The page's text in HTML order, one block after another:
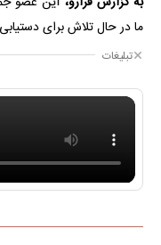
ما در حال تلاش برای
تبلیغات